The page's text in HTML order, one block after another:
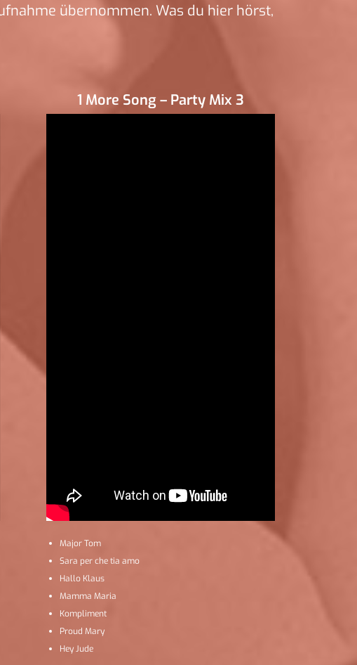
übernommen. Was du hier hörst,
1 More Song – Party Mix 3
Major Tom
Sara per che tia amo
Hallo Klaus
Mamma Maria
Kompliment
Proud Mary
Hey Jude